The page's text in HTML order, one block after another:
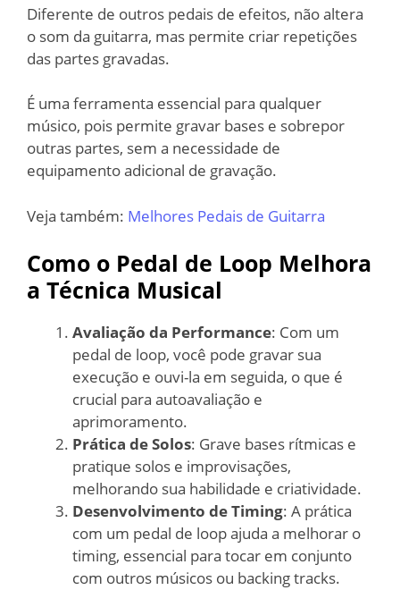
Diferente de outros pedais de efeitos, não altera
o som da guitarra, mas permite criar repetições
das partes gravadas.
É uma ferramenta essencial para qualquer
músico, pois permite gravar bases e sobrepor
outras partes, sem a necessidade de
equipamento adicional de gravação.
Veja também: Melhores Pedais de Guitarra
Como o Pedal de Loop Melhora
a Técnica Musical
Avaliação da Performance: Com um
pedal de loop, você pode gravar sua
execução e ouvi-la em seguida, o que é
crucial para autoavaliação e
aprimoramento.
Prática de Solos: Grave bases rítmicas e
pratique solos e improvisações,
melhorando sua habilidade e criatividade.
Desenvolvimento de Timing: A prática
com um pedal de loop ajuda a melhorar o
timing, essencial para tocar em conjunto
com outros músicos ou backing tracks.